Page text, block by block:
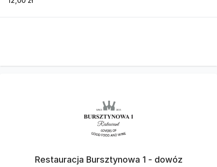
Restauracja Bursztynowa 1 - dowóz